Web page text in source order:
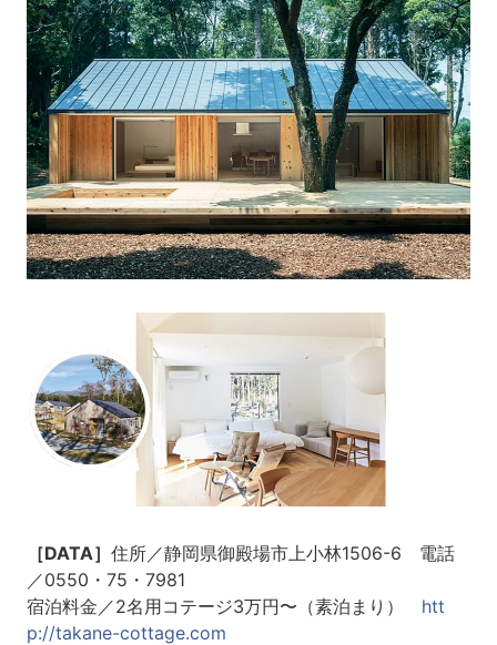
［DATA］ 住所／静岡県御殿場市上小林1506-6 電話
／0550・75・7981
宿泊料金／2名用コテージ3万円〜（素泊まり） htt
p://takane-cottage.com